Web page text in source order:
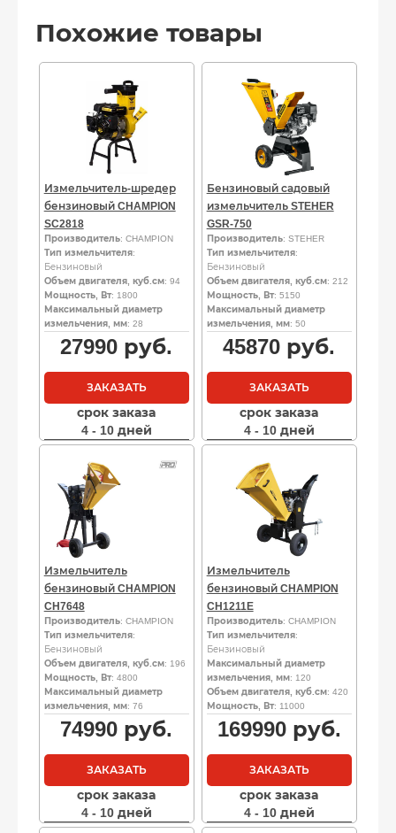
Похожие товары
Измельчитель-шредер
бензиновый CHAMPION
SC2818
Производитель: CHAMPION
Тип измельчителя:
Бензиновый
Объем двигателя, куб.см: 94
Мощность, Вт: 1800
Максимальный диаметр
измельчения, мм: 28
27990 руб.
ЗАКАЗАТЬ
срок заказа
4 - 10 дней
Бензиновый садовый
измельчитель STEHER
GSR-750
Производитель: STEHER
Тип измельчителя:
Бензиновый
Объем двигателя, куб.см: 212
Мощность, Вт: 5150
Максимальный диаметр
измельчения, мм: 50
45870 руб.
ЗАКАЗАТЬ
срок заказа
4 - 10 дней
Измельчитель
бензиновый CHAMPION
CH7648
Производитель: CHAMPION
Тип измельчителя:
Бензиновый
Объем двигателя, куб.см: 196
Мощность, Вт: 4800
Максимальный диаметр
измельчения, мм: 76
74990 руб.
ЗАКАЗАТЬ
срок заказа
4 - 10 дней
Измельчитель
бензиновый CHAMPION
CH1211E
Производитель: CHAMPION
Тип измельчителя:
Бензиновый
Максимальный диаметр
измельчения, мм: 120
Объем двигателя, куб.см: 420
Мощность, Вт: 11000
169990руб.
ЗАКАЗАТЬ
срок заказа
4 - 10 дней